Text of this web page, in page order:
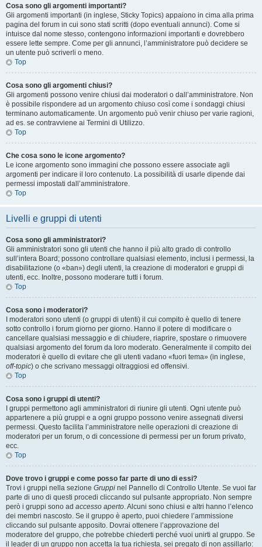
Cosa sono gli argomenti importanti?
Gli argomenti importanti (in inglese, Sticky Topics) appaiono in cima alla prima
pagina del forum in cui sono stati scritti (dopo eventuali annunci). Come si
intuisce dal nome stesso, contengono informazioni importanti e dovrebbero
essere lette sempre. Come per gli annunci, l’amministratore può decidere se
un utente può scriverli o meno.
Top
Cosa sono gli argomenti chiusi?
Gli argomenti possono venire chiusi dai moderatori o dall’amministratore. Non
è possibile rispondere ad un argomento chiuso così come i sondaggi chiusi
terminano automaticamente. Un argomento può venir chiuso per varie ragioni,
ad es. se contravviene ai Termini di Utilizzo.
Top
Che cosa sono le icone argomento?
Le icone argomento sono immagini che possono essere associate agli
argomenti per indicare il loro contenuto. La possibilità di usarle dipende dai
permessi impostati dall’amministratore.
Top
Livelli e gruppi di utenti
Cosa sono gli amministratori?
Gli amministratori sono gli utenti che hanno il più alto grado di controllo
sull’intera Board; possono controllare qualsiasi elemento, inclusi i permessi, la
disabilitazione (o «ban») degli utenti, la creazione di moderatori e gruppi di
utenti, ecc. Inoltre, possono moderare tutti i forum.
Top
Cosa sono i moderatori?
I moderatori sono utenti (o gruppi di utenti) il cui compito è quello di tenere
sotto controllo i forum giorno per giorno. Hanno il potere di modificare o
cancellare qualsiasi messaggio e di chiudere, riaprire, spostare o rimuovere
qualsiasi argomento del forum da loro moderato. Generalmente il compito dei
moderatori è quello di evitare che gli utenti vadano «fuori tema» (in inglese,
off-topic) o che scrivano messaggi oltraggiosi ed offensivi.
Top
Cosa sono i gruppi di utenti?
I gruppi permettono agli amministratori di riunire gli utenti. Ogni utente può
appartenere a più gruppi e a ogni gruppo possono venire assegnati diversi
permessi. Questo facilita l’amministratore nelle operazioni di creazione di
moderatori per un forum, o di concessione di permessi per un forum privato,
ecc.
Top
Dove trovo i gruppi e come posso far parte di uno di essi?
Trovi i gruppi nella sezione Gruppi nel Pannello di Controllo Utente. Se vuoi far
parte di uno di questi procedi cliccando sul pulsante appropriato. Non sempre
però i gruppi sono ad accesso aperto. Alcuni sono chiusi e altri hanno l’elenco
dei membri nascosto. Se il gruppo è aperto, puoi chiedere l’ammissione
cliccando sul pulsante apposito. Dovrai ottenere l’approvazione del
moderatore del gruppo, che potrebbe chiederti perché vuoi unirti al gruppo. Se
il leader di un gruppo non accetta la tua richiesta, sei pregato di non assillarlo: